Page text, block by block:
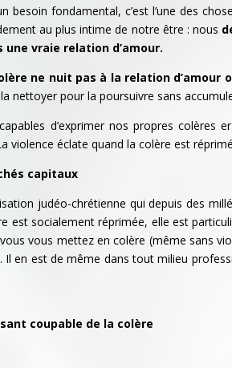
besoin fondamental, c’est l’une des
au plus intime de notre être : nous
une vraie relation d’amour.
ne nuit pas à la relation d’amour
nettoyer pour la poursuivre sans
d’exprimer nos propres colères
violence éclate quand la colère est
capitaux
judéo-chrétienne qui depuis des
est socialement réprimée, elle est
vous mettez en colère (même sans
en est de même dans tout milieu
coupable de la colère